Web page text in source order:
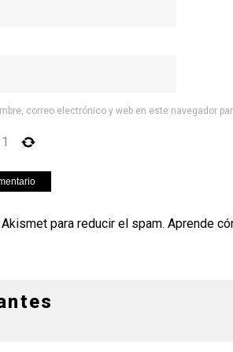
correo electrónico y web en este navegador
1
para reducir el spam. Aprende